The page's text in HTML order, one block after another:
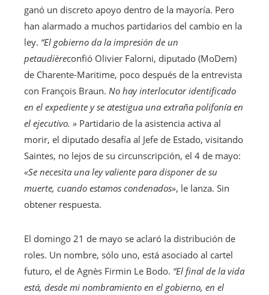
ganó un discreto apoyo dentro de la mayoría. Pero
han alarmado a muchos partidarios del cambio en la
ley. “El gobierno da la impresión de un
petaudièreconfió Olivier Falorni, diputado (MoDem)
de Charente-Maritime, poco después de la entrevista
con François Braun. No hay interlocutor identificado
en el expediente y se atestigua una extraña polifonía en
el ejecutivo. » Partidario de la asistencia activa al
morir, el diputado desafía al Jefe de Estado, visitando
Saintes, no lejos de su circunscripción, el 4 de mayo:
«Se necesita una ley valiente para disponer de su
muerte, cuando estamos condenados», le lanza. Sin
obtener respuesta.
El domingo 21 de mayo se aclaró la distribución de
roles. Un nombre, sólo uno, está asociado al cartel
futuro, el de Agnès Firmin Le Bodo. “El final de la vida
está, desde mi nombramiento en el gobierno, en el